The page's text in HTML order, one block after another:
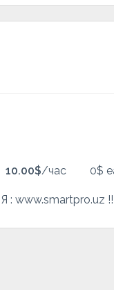
10.00$/час 0$